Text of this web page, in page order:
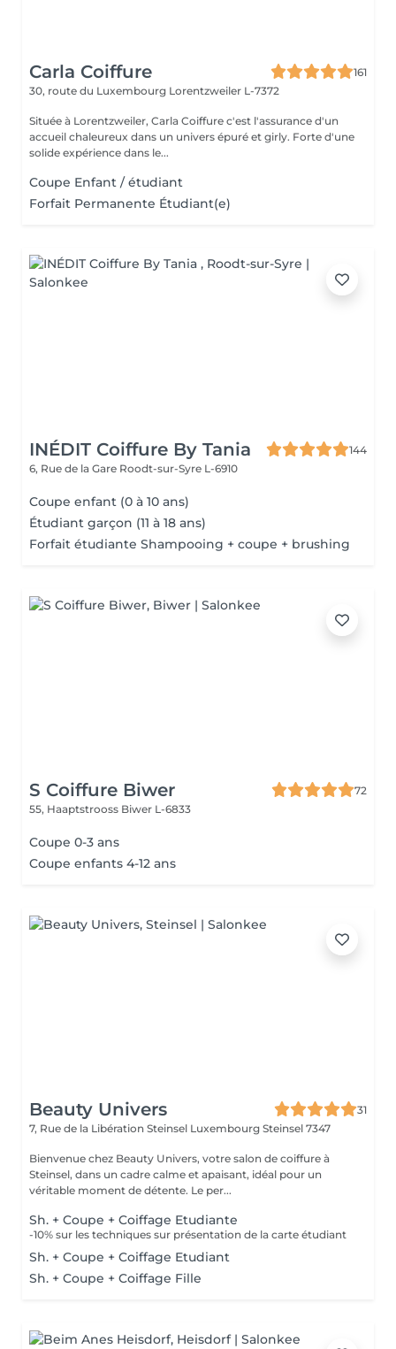
Carla Coiffure
161
30, route du Luxembourg Lorentzweiler L-7372
Située à Lorentzweiler, Carla Coiffure c'est l'assurance d'un
accueil chaleureux dans un univers épuré et girly. Forte d'une
solide expérience dans le...
Coupe Enfant / étudiant
Forfait Permanente Étudiant(e)
INÉDIT Coiffure By Tania
144
6, Rue de la Gare Roodt-sur-Syre L-6910
Coupe enfant (0 à 10 ans)
Étudiant garçon (11 à 18 ans)
Forfait étudiante Shampooing + coupe + brushing
S Coiffure Biwer
72
55, Haaptstrooss Biwer L-6833
Coupe 0-3 ans
Coupe enfants 4-12 ans
Beauty Univers
31
7, Rue de la Libération Steinsel Luxembourg Steinsel 7347
Bienvenue chez Beauty Univers, votre salon de coiffure à
Steinsel, dans un cadre calme et apaisant, idéal pour un
véritable moment de détente. Le per...
Sh. + Coupe + Coiffage Etudiante
-10% sur les techniques sur présentation de la carte étudiant
Sh. + Coupe + Coiffage Etudiant
Sh. + Coupe + Coiffage Fille